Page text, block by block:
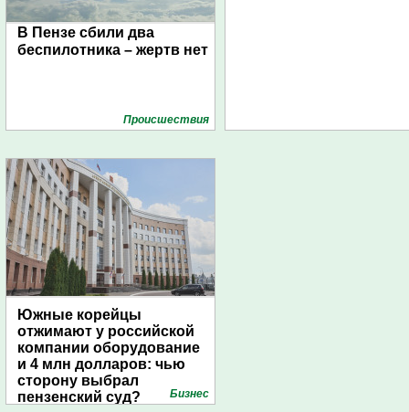
В Пензе сбили два
беспилотника – жертв нет
Проиcшествия
Южные корейцы
отжимают у российской
компании оборудование
и 4 млн долларов: чью
сторону выбрал
пензенский суд?
Бизнес